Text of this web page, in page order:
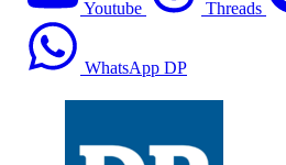
Youtube Threads
WhatsApp DP